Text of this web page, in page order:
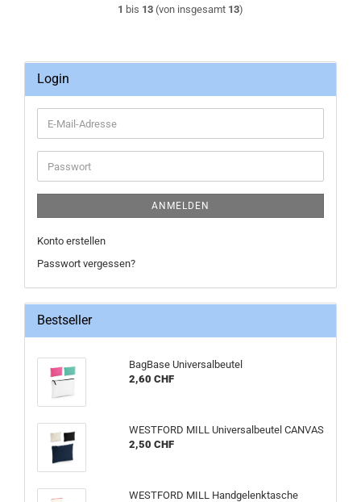
1 bis 13 (von insgesamt 13)
Login
E-
Mail-
Adresse
Passwort
ANMELDEN
Konto erstellen
Passwort vergessen?
Bestseller
BagBase Universalbeutel
2,60 CHF
WESTFORD MILL Universalbeutel CANVAS
2,50 CHF
WESTFORD MILL Handgelenktasche